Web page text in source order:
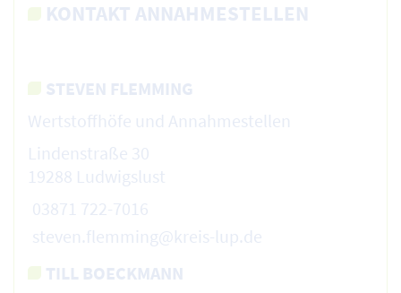
KONTAKT ANNAHMESTELLEN
STEVEN FLEMMING
Wertstoffhöfe und Annahmestellen
Lindenstraße 30
19288 Ludwigslust
03871 722-7016
steven.flemming@kreis-lup.de
TILL BOECKMANN